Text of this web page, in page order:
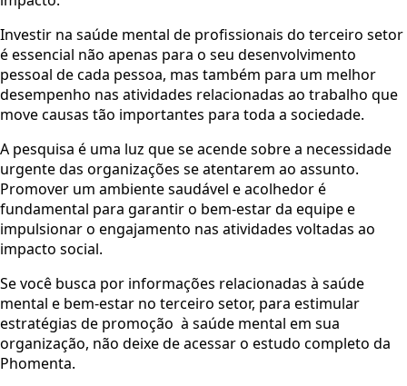
Investir na saúde mental de profissionais do terceiro setor
é essencial não apenas para o seu desenvolvimento
pessoal de cada pessoa, mas também para um melhor
desempenho nas atividades relacionadas ao trabalho que
move causas tão importantes para toda a sociedade.
A pesquisa é uma luz que se acende sobre a necessidade
urgente das organizações se atentarem ao assunto.
Promover um ambiente saudável e acolhedor é
fundamental para garantir o bem-estar da equipe e
impulsionar o engajamento nas atividades voltadas ao
impacto social.
Se você busca por informações relacionadas à saúde
mental e bem-estar no terceiro setor, para estimular
estratégias de promoção à saúde mental em sua
organização, não deixe de acessar o estudo completo da
Phomenta.